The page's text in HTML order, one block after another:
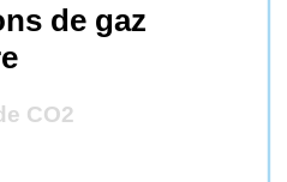
de gaz
CO2